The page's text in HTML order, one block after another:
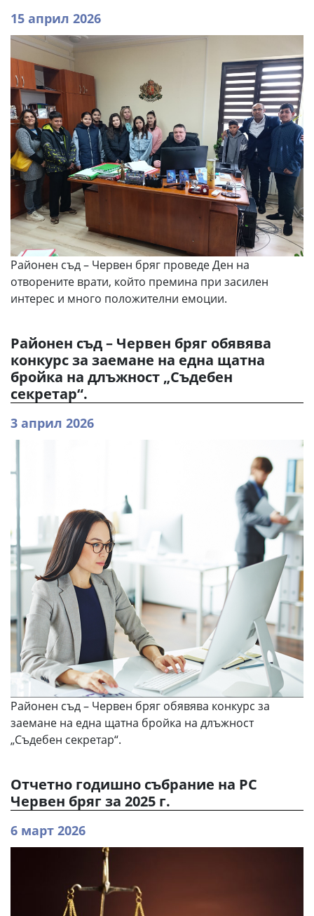
15 април 2026
Районен съд – Червен бряг проведе Ден на
отворените врати, който премина при засилен
интерес и много положителни емоции.
Районен съд – Червен бряг обявява
конкурс за заемане на една щатна
бройка на длъжност „Съдебен
секретар“.
3 април 2026
Районен съд – Червен бряг обявява конкурс за
заемане на една щатна бройка на длъжност
„Съдебен секретар“.
Отчетно годишно събрание на РС
Червен бряг за 2025 г.
6 март 2026